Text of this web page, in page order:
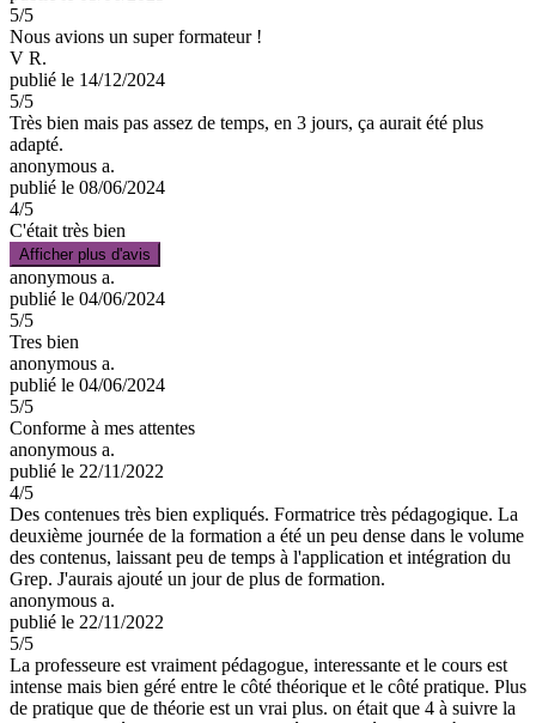
5/5
Nous avions un super formateur !
V R.
publié le 14/12/2024
5/5
Très bien mais pas assez de temps, en 3 jours, ça aurait été plus
adapté.
anonymous a.
publié le 08/06/2024
4/5
C'était très bien
Afficher plus d'avis
anonymous a.
publié le 04/06/2024
5/5
Tres bien
anonymous a.
publié le 04/06/2024
5/5
Conforme à mes attentes
anonymous a.
publié le 22/11/2022
4/5
Des contenues très bien expliqués. Formatrice très pédagogique. La
deuxième journée de la formation a été un peu dense dans le volume
des contenus, laissant peu de temps à l'application et intégration du
Grep. J'aurais ajouté un jour de plus de formation.
anonymous a.
publié le 22/11/2022
5/5
La professeure est vraiment pédagogue, interessante et le cours est
intense mais bien géré entre le côté théorique et le côté pratique. Plus
de pratique que de théorie est un vrai plus. on était que 4 à suivre la